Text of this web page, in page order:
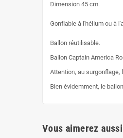
Dimension 45 cm.
Gonflable à l'hélium ou à
Ballon réutilisable.
Ballon Captain America
Attention, au surgonflage,
Bien évidemment, le
Vous aimerez aussi